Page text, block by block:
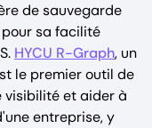
de sauvegarde
sa facilité
HYCU R-Graph, un
le premier outil de
visibilité et aider à
entreprise, y